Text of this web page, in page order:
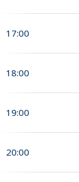
17:00
18:00
19:00
20:00